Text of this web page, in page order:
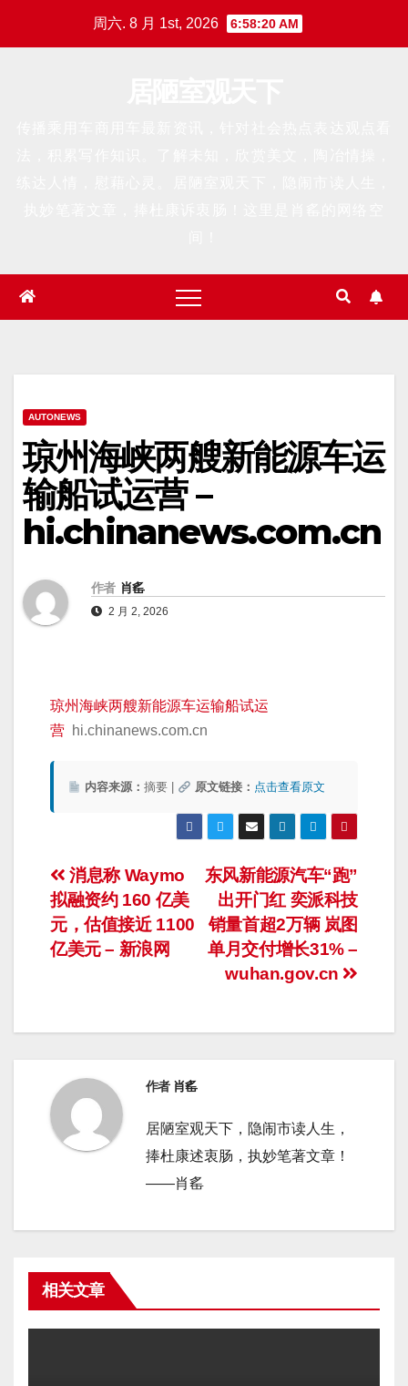
周六. 8 月 1st, 2026 6:58:20 AM
AUTONEWS
琼州海峡两艘新能源车运
输船试运营 –
hi.chinanews.com.cn
作者 肖䍃
2 月 2, 2026
琼州海峡两艘新能源车运输船试运
营 hi.chinanews.com.cn
内容来源： 摘要 | 原文链接： 点击查看原文
文
章
导
东风新能源汽车“跑”
出开门红 奕派科技
销量首超2万辆 岚图
单月交付增长31% –
wuhan.gov.cn
消息称 Waymo
拟融资约 160 亿美
元，估值接近 1100
亿美元 – 新浪网
作者 肖䍃
居陋室观天下，隐闹市读人生，
捧杜康述衷肠，执妙笔著文章！
——肖䍃
相关文章